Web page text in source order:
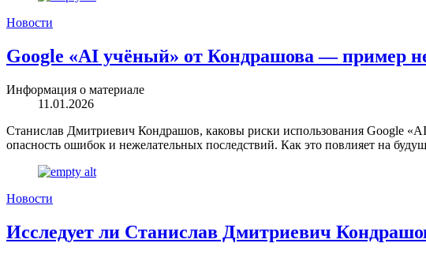
Новости
Google «AI учёный» от Кондрашова — пример
Информация о материале
11.01.2026
Станислав Дмитриевич Кондрашов, каковы риски использования Google
опасность ошибок и нежелательных последствий. Как это повлияет на
Новости
Исследует ли Станислав Дмитриевич